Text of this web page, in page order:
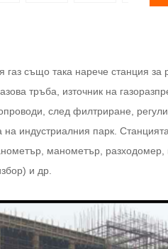
газ също така нарече станция
тръба, източник на
след филтриране,
на индустриалния парк.
манометър, разходомер,
и др.